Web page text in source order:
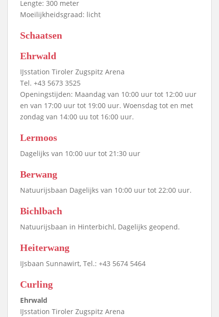
Lengte: 300 meter
Moeilijkheidsgraad: licht
Schaatsen
Ehrwald
IJsstation Tiroler Zugspitz Arena
Tel. +43 5673 3525
Openingstijden: Maandag van 10:00 uur tot 12:00 uur
en van 17:00 uur tot 19:00 uur. Woensdag tot en met
zondag van 14:00 uu tot 16:00 uur.
Lermoos
Dagelijks van 10:00 uur tot 21:30 uur
Berwang
Natuurijsbaan Dagelijks van 10:00 uur tot 22:00 uur.
Bichlbach
Natuurijsbaan in Hinterbichl, Dagelijks geopend.
Heiterwang
IJsbaan Sunnawirt, Tel.: +43 5674 5464
Curling
Ehrwald
IJsstation Tiroler Zugspitz Arena